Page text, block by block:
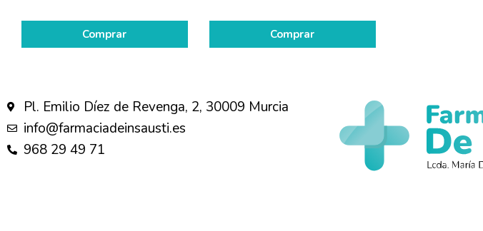
Comprar Comprar
Pl. Emilio Díez de Revenga, 2, 30009 Murcia
info@farmaciadeinsausti.es
968 29 49 71